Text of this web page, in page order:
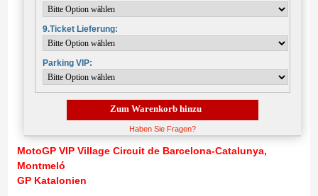
9.Ticket Lieferung:
Parking VIP:
Zum Warenkorb hinzu
Haben Sie Fragen?
MotoGP VIP Village Circuit de Barcelona-Catalunya,
Montmeló
GP Katalonien